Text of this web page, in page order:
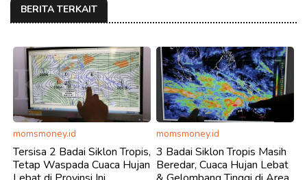
BERITA TERKAIT
momsmoney.id
Tersisa 2 Badai Siklon Tropis,
Tetap Waspada Cuaca Hujan
momsmoney.id
3 Badai Siklon Tropis Masih
Beredar, Cuaca Hujan Lebat